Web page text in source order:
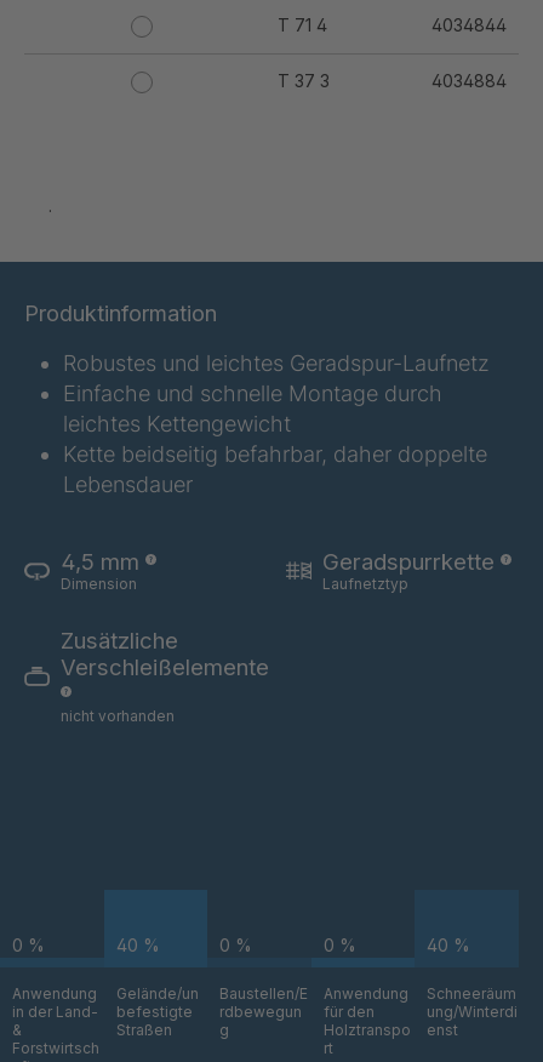
T 71 4 4034844
T 37 3 4034884
T 62 3 4034889
T 77 5
T 79 5 4034891
T 88 4
T 53 3
T 51 3 4034964
.
Produktinformation
Robustes und leichtes Geradspur-Laufnetz
Einfache und schnelle Montage durch
leichtes Kettengewicht
Kette beidseitig befahrbar, daher doppelte
Lebensdauer
4,5 mm
Dimension
Geradspurrkette
Laufnetztyp
Zusätzliche
Verschleißelemente
nicht vorhanden
0 %
Anwendung
in der Land-
&
Forstwirtsch
40 %
Gelände/un
befestigte
Straßen
0 %
Baustellen/E
rdbewegun
g
0 %
Anwendung
für den
Holztranspo
rt
40 %
Schneeräum
ung/Winterdi
enst